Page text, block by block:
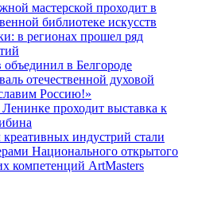
мастерской проходит в
библиотеке искусств
в регионах прошел ряд
в Белгороде
отечественной духовой
Россию!»
проходит выставка к
индустрий стали
Национального открытого
компетенций ArtMasters